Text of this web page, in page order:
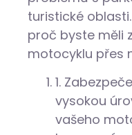
turistické
proč byste měli
motocyklu přes
1.
vysokou
vašeho